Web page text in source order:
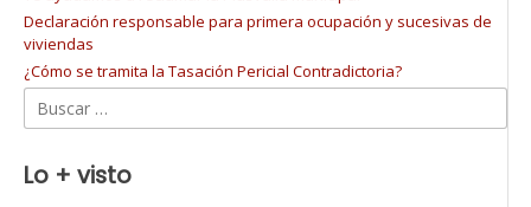
Declaración responsable para primera ocupación y sucesivas de
viviendas
¿Cómo se tramita la Tasación Pericial Contradictoria?
Lo + visto